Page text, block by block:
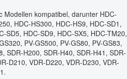
Modellen kompatibel, darunter HDC-
HDC-HS300, HDC-HS9, HDC-SD1,
SD5, HDC-SD9, HDC-SX5, HDC-TM20,
PV-GS500, PV-GS80, PV-GS83,
SDR-H200, SDR-H40, SDR-H41, SDR-
D210, VDR-D220, VDR-D230, VDR-